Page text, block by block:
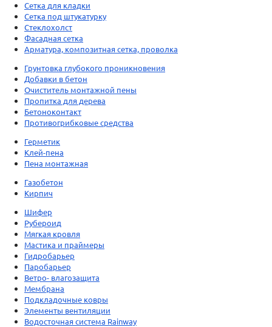
Сетка для кладки
Сетка под штукатурку
Стеклохолст
Фасадная сетка
Арматура, композитная сетка, проволка
Грунтовка глубокого проникновения
Добавки в бетон
Очиститель монтажной пены
Пропитка для дерева
Бетоноконтакт
Противогрибковые средства
Герметик
Клей-пена
Пена монтажная
Газобетон
Кирпич
Шифер
Рубероид
Мягкая кровля
Мастика и праймеры
Гидробарьер
Паробарьер
Ветро- влагозащита
Мембрана
Подкладочные ковры
Элементы вентиляции
Водосточная система Rainway